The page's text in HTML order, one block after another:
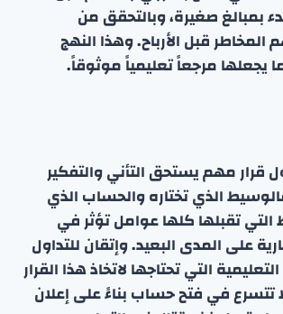
بمبالغ صغيرة، وبالتحقق من
المخاطر قبل الأرباح. وهذا النهج
مرجعاً تعليمياً موثوقاً.
قرار مهم يستحق التأني والتفكير
الذي تختاره والحساب الذي
تقبلها كلها عوامل تؤثر في
على المدى البعيد. وإتقان للتداول
التي تحتاجها لاتخاذ هذا القرار
تتسرع في فتح حساب بناءً على إعلان